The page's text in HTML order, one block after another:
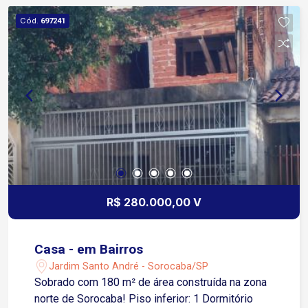
Cód. 697241
R$ 280.000,00 V
Casa - em Bairros
Jardim Santo André - Sorocaba/SP
Sobrado com 180 m² de área construída na zona
norte de Sorocaba! Piso inferior: 1 Dormitório